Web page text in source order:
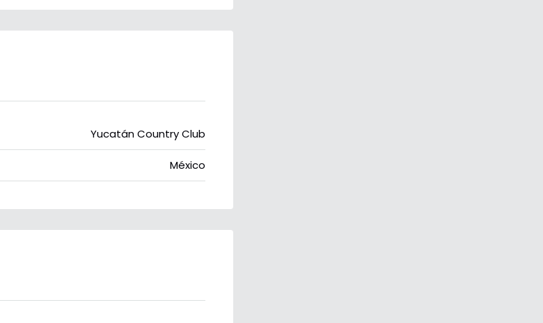
Yucatán Country Club
México